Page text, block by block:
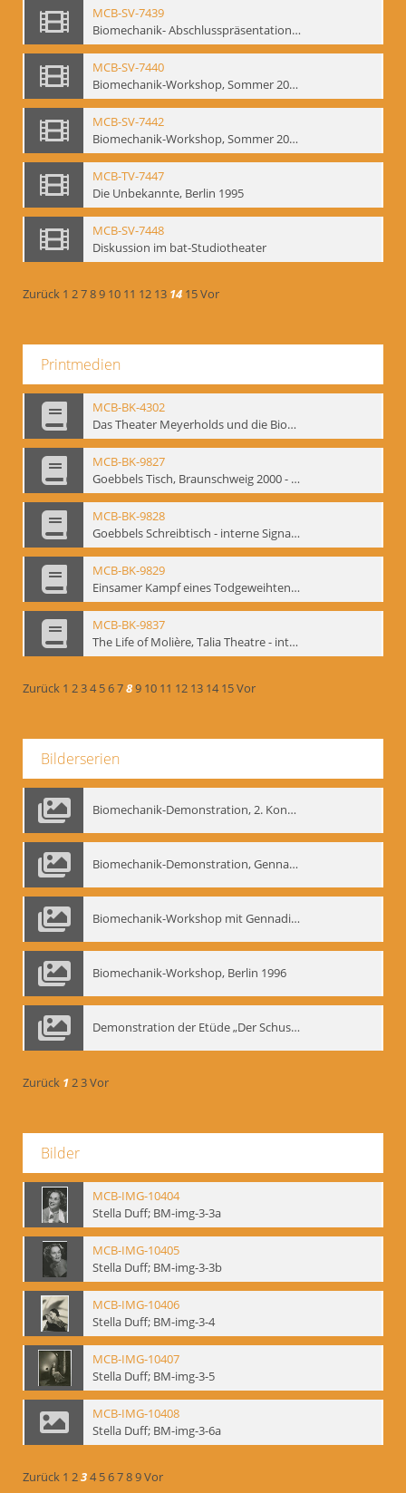
MCB-SV-7439
Biomechanik- Abschlusspräsentation des Workshops Sommer 2001
MCB-SV-7440
Biomechanik-Workshop, Sommer 2002
MCB-SV-7442
Biomechanik-Workshop, Sommer 2003
MCB-TV-7447
Die Unbekannte, Berlin 1995
MCB-SV-7448
Diskussion im bat-Studiotheater
Zurück 1 2789 10 11 12 13 14 15Vor
Printmedien
MCB-BK-4302
Das Theater Meyerholds und die Biomechanik
MCB-BK-9827
Goebbels Tisch, Braunschweig 2000 - interne Signatur: BM-prt-21-2
MCB-BK-9828
Goebbels Schreibtisch - interne Signatur: BM-prt-21-3
MCB-BK-9829
Einsamer Kampf eines Todgeweihten. Uraufführung von Farid Nagims Monodrama ,Goebbels' Tisch' im LOT-Theater - interne Signatur: BM-prt-21-4
MCB-BK-9837
The Life of Molière, Talia Theatre - interne Signatur: BM-prt-23-2
Zurück 1 234 56789 10 11 12 13 14 15Vor
Bilderserien
Biomechanik-Demonstration, 2. Kongress der EMF, Mai 1995
Biomechanik-Demonstration, Gennadij Bogdanow im Berliner Ensemble, 04.10.1991
Biomechanik-Workshop mit Gennadij Nikolajewitsch Bogdanow im Mime Centrum Berlin, 1991
Biomechanik-Workshop, Berlin 1996
Demonstration der Etüde „Der Schuss mit dem Bogen“ durch Gennadij Nikolajewitsch Bogdanow, Berlin 1991
Zurück 123Vor
Bilder
MCB-IMG-10404
Stella Duff; BM-img-3-3a
MCB-IMG-10405
Stella Duff; BM-img-3-3b
MCB-IMG-10406
Stella Duff; BM-img-3-4
MCB-IMG-10407
Stella Duff; BM-img-3-5
MCB-IMG-10408
Stella Duff; BM-img-3-6a
Zurück 1 234 56789Vor